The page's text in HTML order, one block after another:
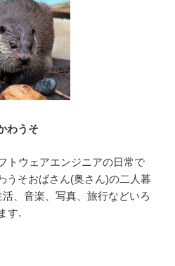
わうそ
トウェアエンジニアの日常で
そおばさん(奥さん)の二人暮
、音楽、写真、旅行などいろ
す.